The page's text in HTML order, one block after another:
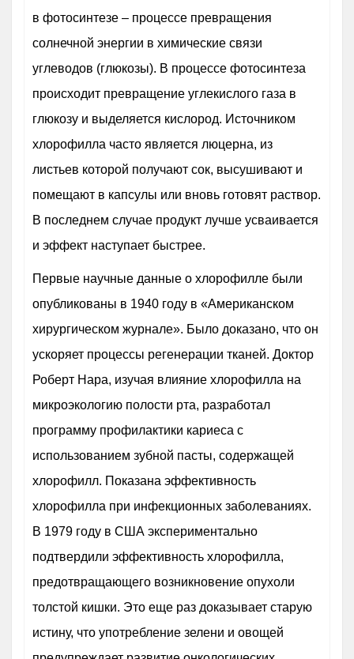
в фотосинтезе – процессе превращения
солнечной энергии в химические связи
углеводов (глюкозы). В процессе фотосинтеза
происходит превращение углекислого газа в
глюкозу и выделяется кислород. Источником
хлорофилла часто является люцерна, из
листьев которой получают сок, высушивают и
помещают в капсулы или вновь готовят раствор.
В последнем случае продукт лучше усваивается
и эффект наступает быстрее.
Первые научные данные о хлорофилле были
опубликованы в 1940 году в «Американском
хирургическом журнале». Было доказано, что он
ускоряет процессы регенерации тканей. Доктор
Роберт Нара, изучая влияние хлорофилла на
микроэкологию полости рта, разработал
программу профилактики кариеса с
использованием зубной пасты, содержащей
хлорофилл. Показана эффективность
хлорофилла при инфекционных заболеваниях.
В 1979 году в США экспериментально
подтвердили эффективность хлорофилла,
предотвращающего возникновение опухоли
толстой кишки. Это еще раз доказывает старую
истину, что употребление зелени и овощей